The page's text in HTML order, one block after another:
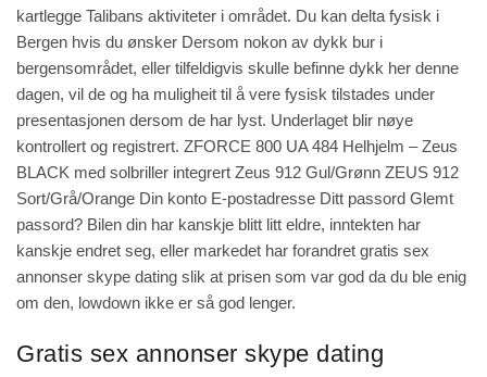
kartlegge Talibans aktiviteter i området. Du kan delta fysisk i
Bergen hvis du ønsker Dersom nokon av dykk bur i
bergensområdet, eller tilfeldigvis skulle befinne dykk her denne
dagen, vil de og ha muligheit til å vere fysisk tilstades under
presentasjonen dersom de har lyst. Underlaget blir nøye
kontrollert og registrert. ZFORCE 800 UA 484 Helhjelm – Zeus
BLACK med solbriller integrert Zeus 912 Gul/Grønn ZEUS 912
Sort/Grå/Orange Din konto E-postadresse Ditt passord Glemt
passord? Bilen din har kanskje blitt litt eldre, inntekten har
kanskje endret seg, eller markedet har forandret gratis sex
annonser skype dating slik at prisen som var god da du ble enig
om den, lowdown ikke er så god lenger.
Gratis sex annonser skype dating